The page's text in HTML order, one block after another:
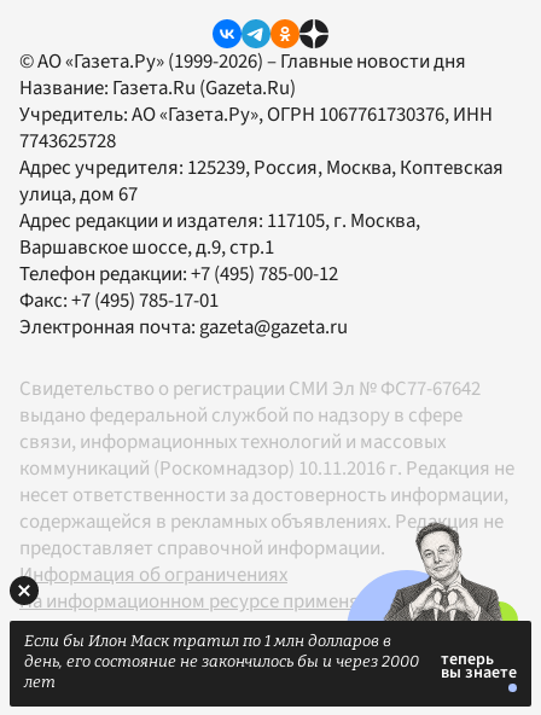
© АО «Газета.Ру» (1999-2026) – Главные новости дня
Название: Газета.Ru (Gazeta.Ru)
Учредитель:АО «Газета.Ру», ОГРН 1067761730376, ИНН
7743625728
Адрес учредителя: 125239, Россия, Москва, Коптевская
улица, дом 67
Адрес редакции и издателя: 117105, г. Москва,
Варшавское шоссе, д.9, стр.1
Телефон редакции:+7 (495) 785-00-12
Факс:+7 (495) 785-17-01
Электронная почта:gazeta@gazeta.ru
Свидетельство о регистрации СМИ Эл № ФС77-67642
выдано федеральной службой по надзору в сфере
связи, информационных технологий и массовых
коммуникаций (Роскомнадзор) 10.11.2016 г. Редакция не
несет ответственности за достоверность информации,
содержащейся в рекламных объявлениях. Редакция не
предоставляет справочной информации.
Информация об ограничениях
На информационном ресурсе применяются
рекомендательные технологии в соответствии с
Правилами
Если бы Илон Маск тратил по 1 млн долларов в
день, его состояние не закончилось бы и через 2000
лет